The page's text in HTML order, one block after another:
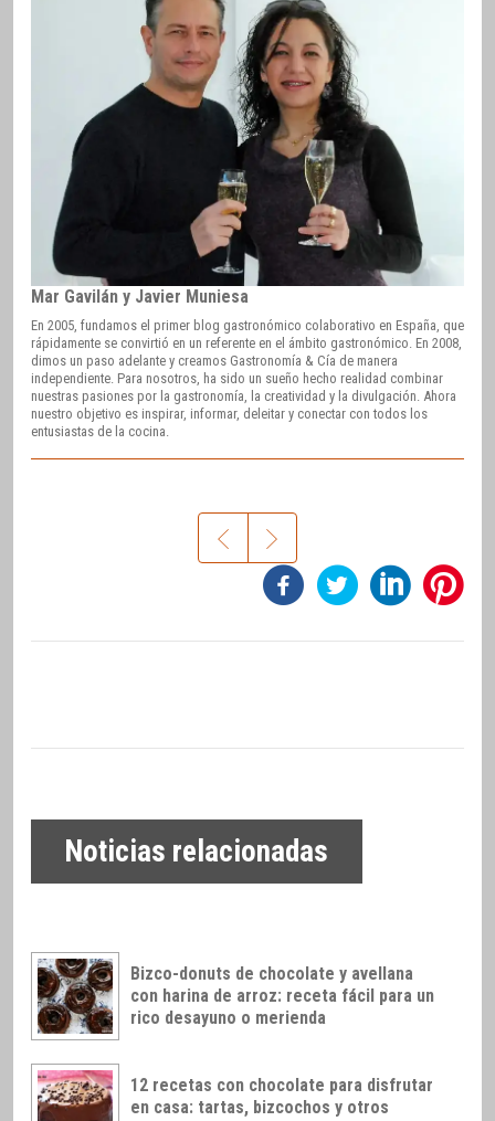
Mar Gavilán y Javier Muniesa
En 2005, fundamos el primer blog gastronómico colaborativo en España, que
rápidamente se convirtió en un referente en el ámbito gastronómico. En 2008,
dimos un paso adelante y creamos Gastronomía & Cía de manera
independiente. Para nosotros, ha sido un sueño hecho realidad combinar
nuestras pasiones por la gastronomía, la creatividad y la divulgación. Ahora
nuestro objetivo es inspirar, informar, deleitar y conectar con todos los
entusiastas de la cocina.
Noticias relacionadas
Bizco-donuts de chocolate y avellana
con harina de arroz: receta fácil para un
rico desayuno o merienda
12 recetas con chocolate para disfrutar
en casa: tartas, bizcochos y otros